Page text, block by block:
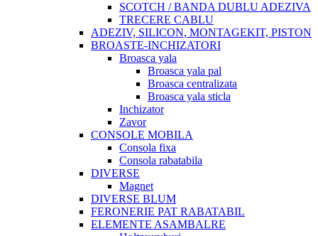
SCOTCH / BANDA DUBLU ADEZIVA
TRECERE CABLU
ADEZIV, SILICON, MONTAGEKIT, PISTON
BROASTE-INCHIZATORI
Broasca yala
Broasca yala pal
Broasca centralizata
Broasca yala sticla
Inchizator
Zavor
CONSOLE MOBILA
Consola fixa
Consola rabatabila
DIVERSE
Magnet
DIVERSE BLUM
FERONERIE PAT RABATABIL
ELEMENTE ASAMBALRE